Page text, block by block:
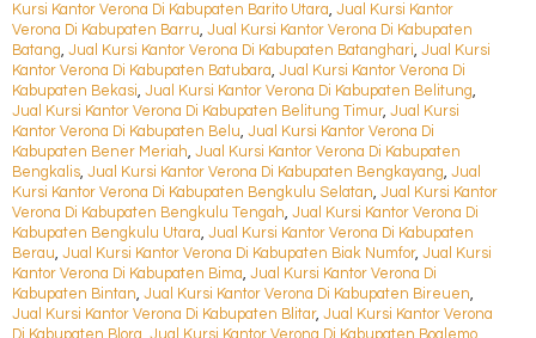
Kursi Kantor Verona Di Kabupaten Barito Utara, Jual Kursi Kantor
Verona Di Kabupaten Barru, Jual Kursi Kantor Verona Di Kabupaten
Batang, Jual Kursi Kantor Verona Di Kabupaten Batanghari, Jual Kursi
Kantor Verona Di Kabupaten Batubara, Jual Kursi Kantor Verona Di
Kabupaten Bekasi, Jual Kursi Kantor Verona Di Kabupaten Belitung,
Jual Kursi Kantor Verona Di Kabupaten Belitung Timur, Jual Kursi
Kantor Verona Di Kabupaten Belu, Jual Kursi Kantor Verona Di
Kabupaten Bener Meriah, Jual Kursi Kantor Verona Di Kabupaten
Bengkalis, Jual Kursi Kantor Verona Di Kabupaten Bengkayang, Jual
Kursi Kantor Verona Di Kabupaten Bengkulu Selatan, Jual Kursi Kantor
Verona Di Kabupaten Bengkulu Tengah, Jual Kursi Kantor Verona Di
Kabupaten Bengkulu Utara, Jual Kursi Kantor Verona Di Kabupaten
Berau, Jual Kursi Kantor Verona Di Kabupaten Biak Numfor, Jual Kursi
Kantor Verona Di Kabupaten Bima, Jual Kursi Kantor Verona Di
Kabupaten Bintan, Jual Kursi Kantor Verona Di Kabupaten Bireuen,
Jual Kursi Kantor Verona Di Kabupaten Blitar, Jual Kursi Kantor Verona